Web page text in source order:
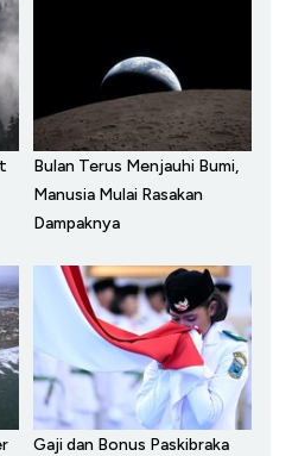
Bulan Terus Menjauhi Bumi,
Manusia Mulai Rasakan
Dampaknya
Gaji dan Bonus Paskibraka